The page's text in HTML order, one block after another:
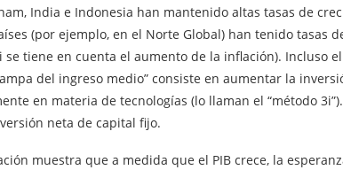
India e Indonesia han mantenido altas tasas de
(por ejemplo, en el Norte Global) han tenido tasas
se tiene en cuenta el aumento de la inflación). Incluso
del ingreso medio” consiste en aumentar la
en materia de tecnologías (lo llaman el “método
neta de capital fijo.
muestra que a medida que el PIB crece, la